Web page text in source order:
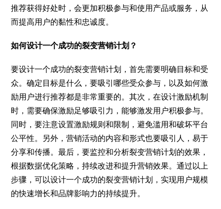
推荐获得好处时，会更加积极参与和使用产品或服务，从
而提高用户的黏性和忠诚度。
如何设计一个成功的裂变营销计划？
要设计一个成功的裂变营销计划，首先需要明确目标和受
众。确定目标是什么，要吸引哪些受众参与，以及如何激
励用户进行推荐都是非常重要的。其次，在设计激励机制
时，需要确保激励足够吸引力，能够激发用户积极参与。
同时，要注意设置激励规则和限制，避免滥用和破坏平台
公平性。另外，营销活动的内容和形式也要吸引人，易于
分享和传播。最后，要监控和分析裂变营销计划的效果，
根据数据优化策略，持续改进和提升营销效果。通过以上
步骤，可以设计一个成功的裂变营销计划，实现用户规模
的快速增长和品牌影响力的持续提升。